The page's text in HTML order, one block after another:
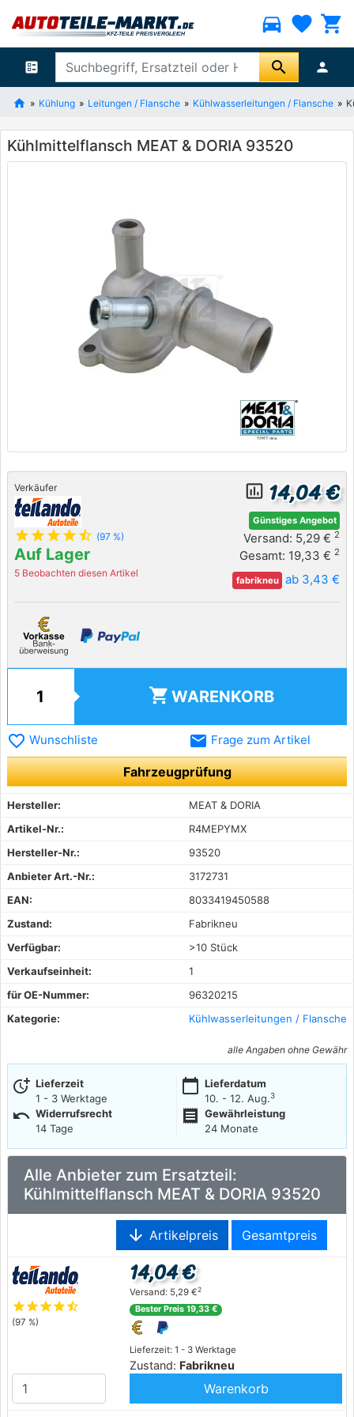
directions_car favorite shopping_cart
ballot search person
Kühlung Leitungen / Flansche Kühlwasserleitungen / Flansche
Kühlmittelflansch MEAT & DORIA 93520
Verkäufer
star star star star star_half (97 %)
Auf Lager
5 Beobachten diesen Artikel
insert_chart_outlined 14,04 €
Günstiges Angebot
Versand: 5,29 € 2
Gesamt: 19,33 € 2
fabrikneu ab 3,43 €
shopping_cart WARENKORB
favorite_border Wunschliste email Frage zum Artikel
Fahrzeugprüfung
Hersteller:
MEAT & DORIA
Artikel-Nr.:
R4MEPYMX
Hersteller-Nr.:
93520
Anbieter Art.-Nr.:
3172731
EAN:
8033419450588
Zustand:
Fabrikneu
Verfügbar:
>10 Stück
Verkaufseinheit:
1
für OE-Nummer:
96320215
Kategorie:
Kühlwasserleitungen / Flansche
alle Angaben ohne Gewähr
more_time Lieferzeit
1 - 3 Werktage
calendar_today Lieferdatum
10. - 12. Aug.3
undo Widerrufsrecht
14 Tage
receipt
Gewährleistung
24 Monate
Alle Anbieter zum Ersatzteil:
Kühlmittelflansch MEAT & DORIA 93520
arrow_downward Artikelpreis Gesamtpreis
starstarstarstarstar_half
(97 %)
Lieferzeit: 1 - 3 Werktage
Zustand: Fabrikneu
14,04 €
Versand: 5,29 €2
Bester Preis 19,33 €
Warenkorb